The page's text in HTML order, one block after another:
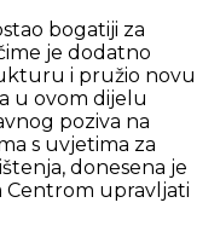
bogatiji za
je dodatno
i pružio novu
u ovom dijelu
poziva na
s uvjetima za
donesena je
Centrom upravljati